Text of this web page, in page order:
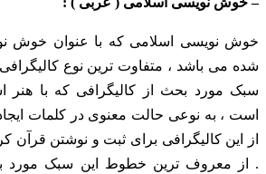
خوش‌ نویسی اسلامی که با عنوان خوش‌
شده می باشد ، متفاوت ‌ترین نوع
سبک مورد بحث از کالیگرافی که با هنر
است ، به نوعی حالت معنوی در کلمات
از این کالیگرافی برای ثبت و نوشتن قرآن
. از معروف ‌ترین خطوط این سبک مورد